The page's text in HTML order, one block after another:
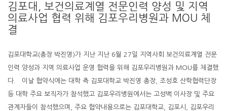
김포대, 보건의료계열 전문인력 양성 및 지역
의료사업 협력 위해 김포우리병원과 MOU 체
결
김포대학교(총장 박진영)가 지난 지난 6월 27일 지역사회 보건의료계열 전문
인력 양성과 지역 의료사업 운영 협력을 위해 김포우리병원과 MOU를 체결했
다. 이날 협약식에는 대학 측 김포대학교 박진영 총장, 조성호 산학협력단장
등 대학 주요 보직자가 참석했고 김포우리병원에서는 고성백 이사장 및 주요
관계자들이 참석했으며, 주요 협약내용으로는 김포대학교, 김포시, 김포우리